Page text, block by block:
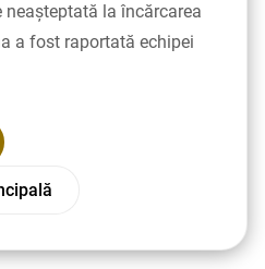
la încărcarea
a fost raportată echipei